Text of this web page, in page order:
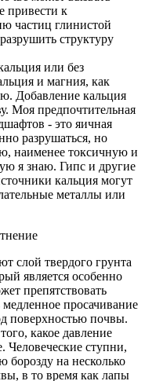
привести к
частиц глинистой
структуру
или без
и магния, как
Добавление кальция
Моя предпочтительная
- это яичная
разрушаться, но
наименее токсичную и
я знаю. Гипс и другие
кальция могут
металлы или
слой твердого грунта
является особенно
препятствовать
просачивание
поверхностью почвы.
какое давление
Человеческие ступни,
борозду на несколько
в то время как лапы